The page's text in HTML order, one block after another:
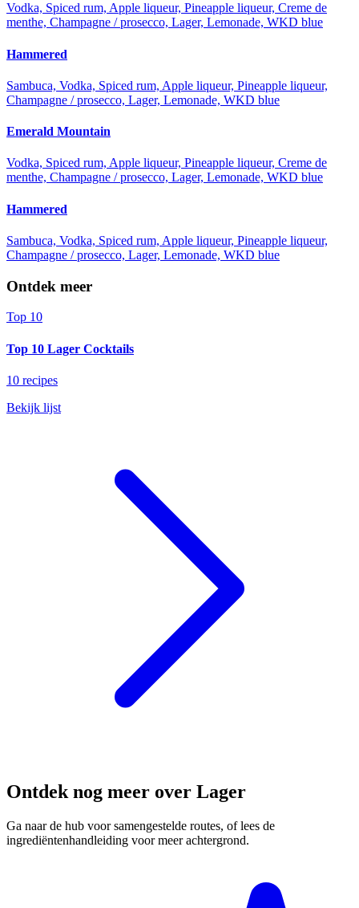
Vodka, Spiced rum, Apple liqueur, Pineapple liqueur, Creme de
menthe, Champagne / prosecco, Lager, Lemonade, WKD blue
Hammered
Sambuca, Vodka, Spiced rum, Apple liqueur, Pineapple liqueur,
Champagne / prosecco, Lager, Lemonade, WKD blue
Emerald Mountain
Vodka, Spiced rum, Apple liqueur, Pineapple liqueur, Creme de
menthe, Champagne / prosecco, Lager, Lemonade, WKD blue
Hammered
Sambuca, Vodka, Spiced rum, Apple liqueur, Pineapple liqueur,
Champagne / prosecco, Lager, Lemonade, WKD blue
Ontdek meer
Top 10
Top 10 Lager Cocktails
10 recipes
Bekijk lijst
Ontdek nog meer over Lager
Ga naar de hub voor samengestelde routes, of lees de
ingrediëntenhandleiding voor meer achtergrond.